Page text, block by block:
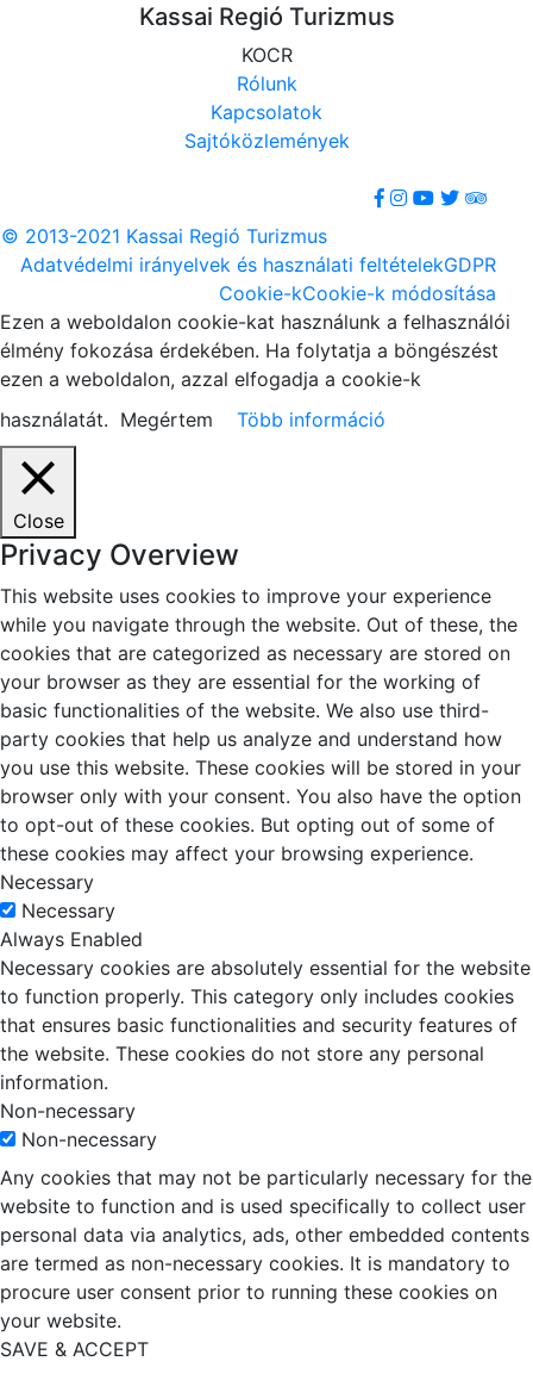
Kassai Regió Turizmus
KOCR
Rólunk
Kapcsolatok
Sajtóközlemények
© 2013-2021 Kassai Regió Turizmus
Adatvédelmi irányelvek és használati feltételekGDPR
Cookie-kCookie-k módosítása
Ezen a weboldalon cookie-kat használunk a felhasználói
élmény fokozása érdekében. Ha folytatja a böngészést
ezen a weboldalon, azzal elfogadja a cookie-k
használatát. Megértem Több információ
Close
Privacy Overview
This website uses cookies to improve your experience
while you navigate through the website. Out of these, the
cookies that are categorized as necessary are stored on
your browser as they are essential for the working of
basic functionalities of the website. We also use third-
party cookies that help us analyze and understand how
you use this website. These cookies will be stored in your
browser only with your consent. You also have the option
to opt-out of these cookies. But opting out of some of
these cookies may affect your browsing experience.
Necessary
Necessary
Always Enabled
Necessary cookies are absolutely essential for the website
to function properly. This category only includes cookies
that ensures basic functionalities and security features of
the website. These cookies do not store any personal
information.
Non-necessary
Non-necessary
Any cookies that may not be particularly necessary for the
website to function and is used specifically to collect user
personal data via analytics, ads, other embedded contents
are termed as non-necessary cookies. It is mandatory to
procure user consent prior to running these cookies on
your website.
SAVE & ACCEPT